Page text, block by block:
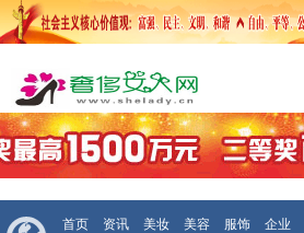
首页 资讯 美妆 美容 服饰 企业